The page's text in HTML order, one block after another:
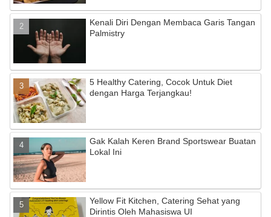
Kenali Diri Dengan Membaca Garis Tangan
Palmistry
5 Healthy Catering, Cocok Untuk Diet
dengan Harga Terjangkau!
Gak Kalah Keren Brand Sportswear Buatan
Lokal Ini
Yellow Fit Kitchen, Catering Sehat yang
Dirintis Oleh Mahasiswa UI